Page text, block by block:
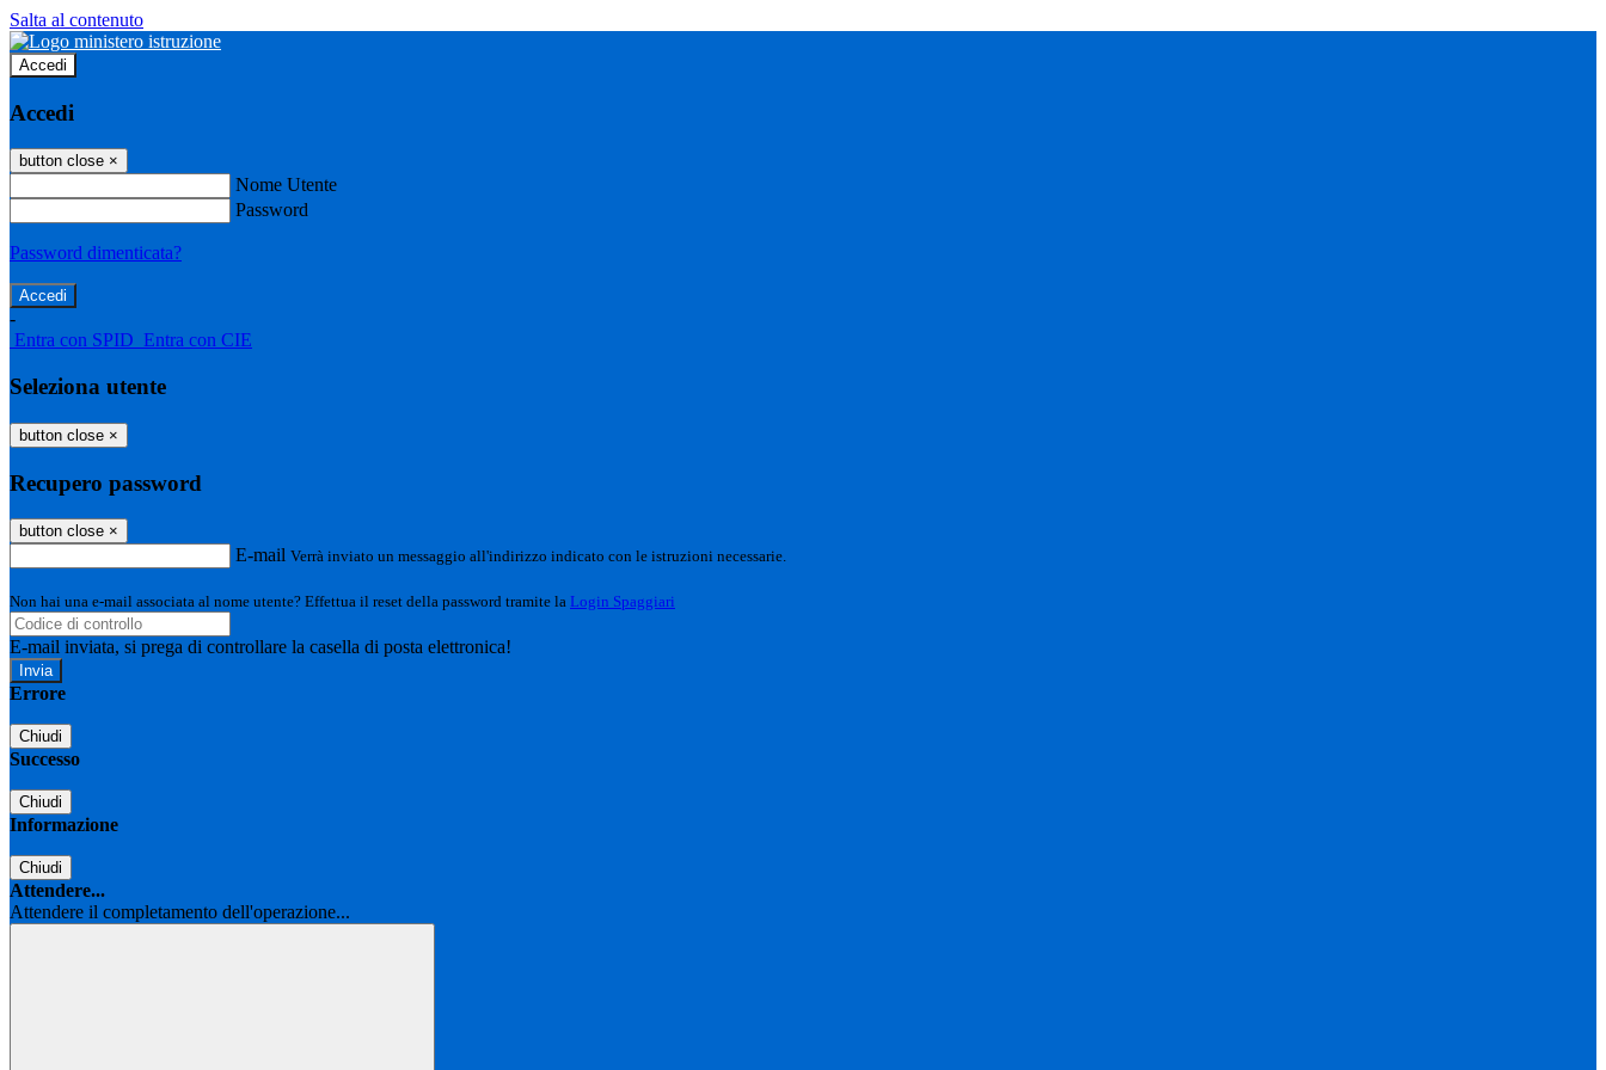
Salta al contenuto
Accedi
Accedi
button close ×
Nome Utente
Password
Password dimenticata?
-
Entra con SPID Entra con CIE
Seleziona utente
button close ×
Recupero password
button close ×
E-mail Verrà inviato un messaggio all'indirizzo indicato con le istruzioni necessarie.
Non hai una e-mail associata al nome utente? Effettua il reset della password tramite la Login Spaggiari
E-mail inviata, si prega di controllare la casella di posta elettronica!
Errore
Chiudi
Successo
Chiudi
Informazione
Chiudi
Attendere...
Attendere il completamento dell'operazione...